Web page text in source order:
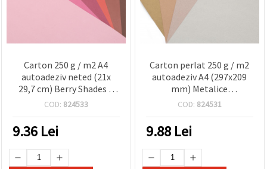
Carton 250 g / m2 A4
autoadeziv neted (21x
29,7 cm) Berry Shades 6
culori roz-roșu gama -6
COD: 824533
9.36 Lei
Carton perlat 250 g / m2
autoadeziv A4 (297x209
mm) Metalice
caștigatoare argintiu,
COD: 824531
9.88 Lei